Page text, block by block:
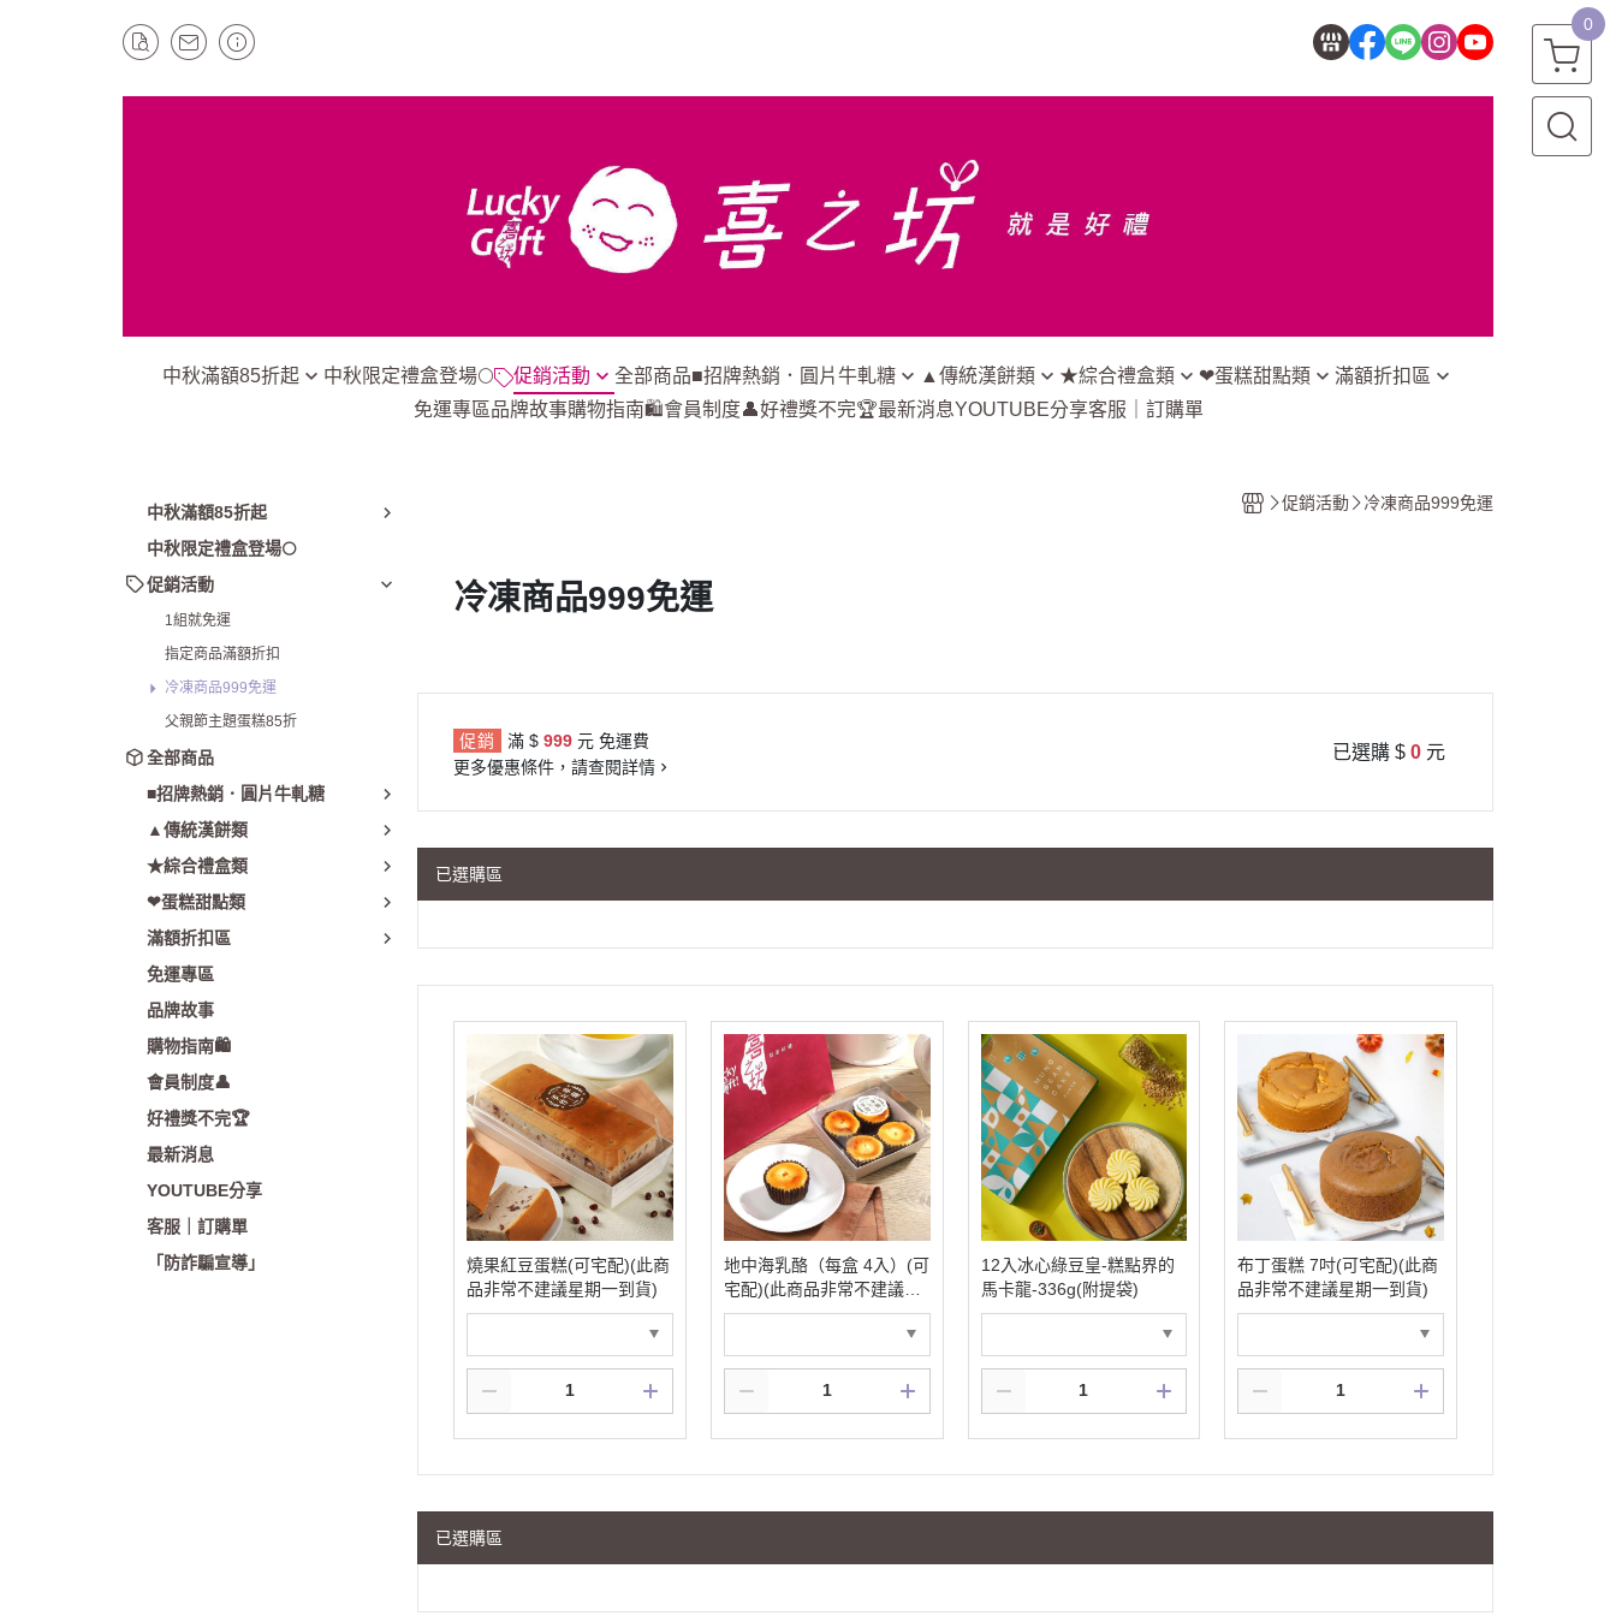
0
中秋滿額85折起
*中秋禮盒｜綜合禮盒
中秋限定禮盒登場🌕 促銷活動 全部商品■招牌熱銷．圓片牛軋糖
□財圓廣進(小圓盒5片/每片21g)
□花甜喜事(長盒15片/每片16g)
▲傳統漢餅類 ★綜合禮盒類 ❤蛋糕甜點類
♡蜂蜜｜桂圓蛋糕(可常溫宅配)
滿額折扣區
預算501以上
免運專區品牌故事購物指南🛍️會員制度👤好禮獎不完🏆最新消息YOUTUBE分享客服｜訂購單
中秋滿額85折起
中秋限定禮盒登場🌕
促銷活動
1組就免運
指定商品滿額折扣
冷凍商品999免運
父親節主題蛋糕85折
全部商品
■招牌熱銷．圓片牛軋糖
▲傳統漢餅類
★綜合禮盒類
❤蛋糕甜點類
滿額折扣區
免運專區
品牌故事
購物指南🛍️
會員制度👤
好禮獎不完🏆
最新消息
YOUTUBE分享
客服｜訂購單
「防詐騙宣導」
促銷活動 冷凍商品999免運
冷凍商品999免運
促銷 滿 $ 999 元 免運費
更多優惠條件，請查閱詳情
已選購 $ 0 元
已選購區
燒果紅豆蛋糕(可宅配)(此商
品非常不建議星期一到貨)
地中海乳酪（每盒 4入）(可
宅配)(此商品非常不建議星
期一到貨)
12入冰心綠豆皇-糕點界的
馬卡龍-336g(附提袋)
布丁蛋糕 7吋(可宅配)(此商
品非常不建議星期一到貨)
已選購區